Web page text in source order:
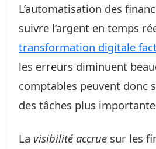
L’automatisation des
suivre l’argent en temps
transformation digitale
les erreurs diminuent
comptables peuvent donc
des tâches plus
La visibilité accrue sur les